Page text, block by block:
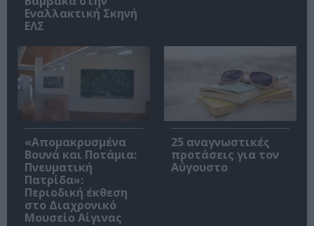
Εναλλακτική Σκηνή
ΕΛΣ
«Απομακρυσμένα
Βουνά και Ποτάμια:
Πνευματική
Πατρίδα»:
Περιοδική έκθεση
στο Διαχρονικό
Μουσείο Αίγινας
25 αναγνωστικές
προτάσεις για τον
Αύγουστο